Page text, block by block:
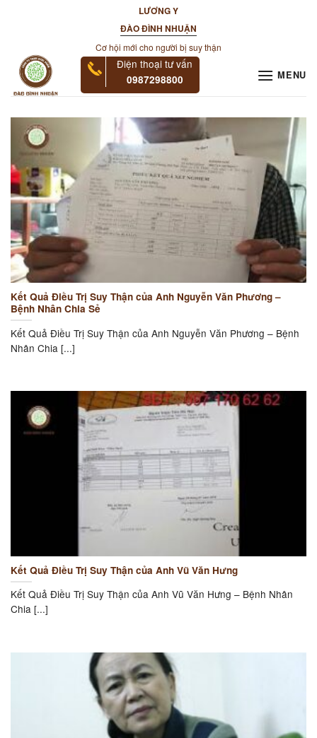
LƯƠNG Y
ĐÀO ĐÌNH NHUẬN
Cơ hội mới cho người bị suy thận
Điện thoại tư vấn
0987298800 MENU
Kết Quả Điều Trị Suy Thận của Anh Nguyễn Văn Phương –
Bệnh Nhân Chia Sẻ
Kết Quả Điều Trị Suy Thận của Anh Nguyễn Văn Phương – Bệnh
Nhân Chia [...]
Kết Quả Điều Trị Suy Thận của Anh Vũ Văn Hưng
Kết Quả Điều Trị Suy Thận của Anh Vũ Văn Hưng – Bệnh Nhân
Chia [...]